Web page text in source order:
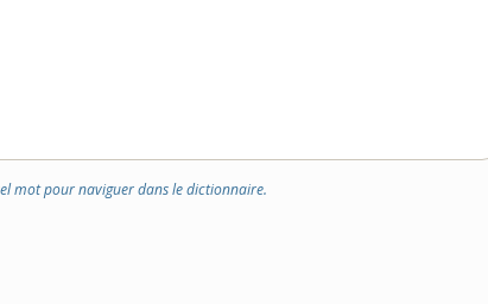
mot pour naviguer dans le dictionnaire.